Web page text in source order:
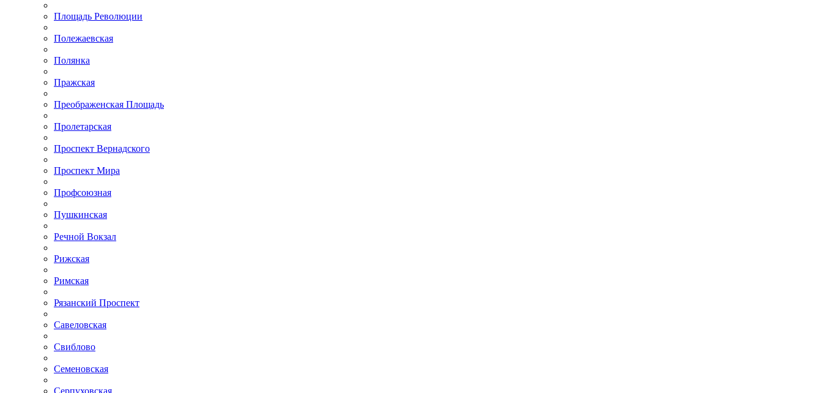
Площадь Революции
Полежаевская
Полянка
Пражская
Преображенская Площадь
Пролетарская
Проспект Вернадского
Проспект Мира
Профсоюзная
Пушкинская
Речной Вокзал
Рижская
Римская
Рязанский Проспект
Савеловская
Свиблово
Семеновская
Серпуховская